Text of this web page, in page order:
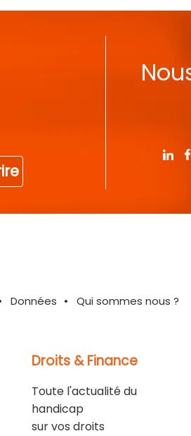
Données Qui sommes nous ?
Droits & Finance
Toute l'actualité du
handicap
sur vos droits